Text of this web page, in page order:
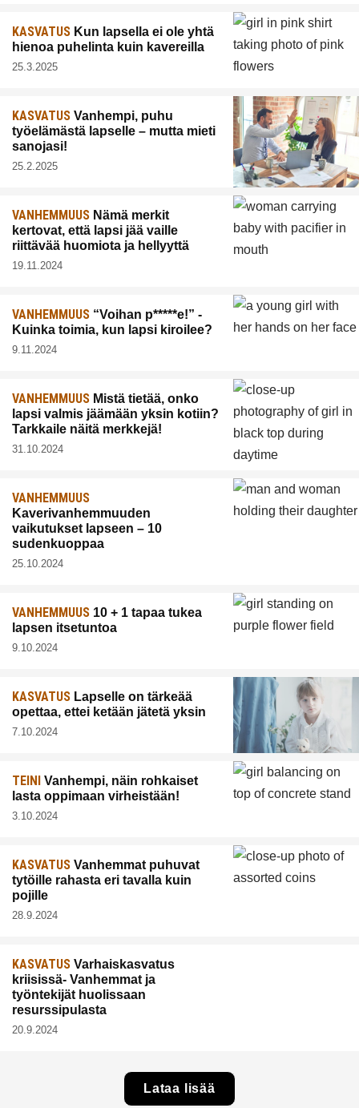
KASVATUS Kun lapsella ei ole yhtä
hienoa puhelinta kuin kavereilla
25.3.2025
KASVATUS Vanhempi, puhu
työelämästä lapselle – mutta mieti
sanojasi!
25.2.2025
VANHEMMUUS Nämä merkit
kertovat, että lapsi jää vaille
riittävää huomiota ja hellyyttä
19.11.2024
VANHEMMUUS “Voihan p*****e!” -
Kuinka toimia, kun lapsi kiroilee?
9.11.2024
VANHEMMUUS Mistä tietää, onko
lapsi valmis jäämään yksin kotiin?
Tarkkaile näitä merkkejä!
31.10.2024
VANHEMMUUS
Kaverivanhemmuuden
vaikutukset lapseen – 10
sudenkuoppaa
25.10.2024
VANHEMMUUS 10 + 1 tapaa tukea
lapsen itsetuntoa
9.10.2024
KASVATUS Lapselle on tärkeää
opettaa, ettei ketään jätetä yksin
7.10.2024
TEINI
Vanhempi, näin rohkaiset
lasta oppimaan virheistään!
3.10.2024
KASVATUS Vanhemmat puhuvat
tytöille rahasta eri tavalla kuin
pojille
28.9.2024
KASVATUS Varhaiskasvatus
kriisissä- Vanhemmat ja
työntekijät huolissaan
resurssipulasta
20.9.2024
Lataa lisää